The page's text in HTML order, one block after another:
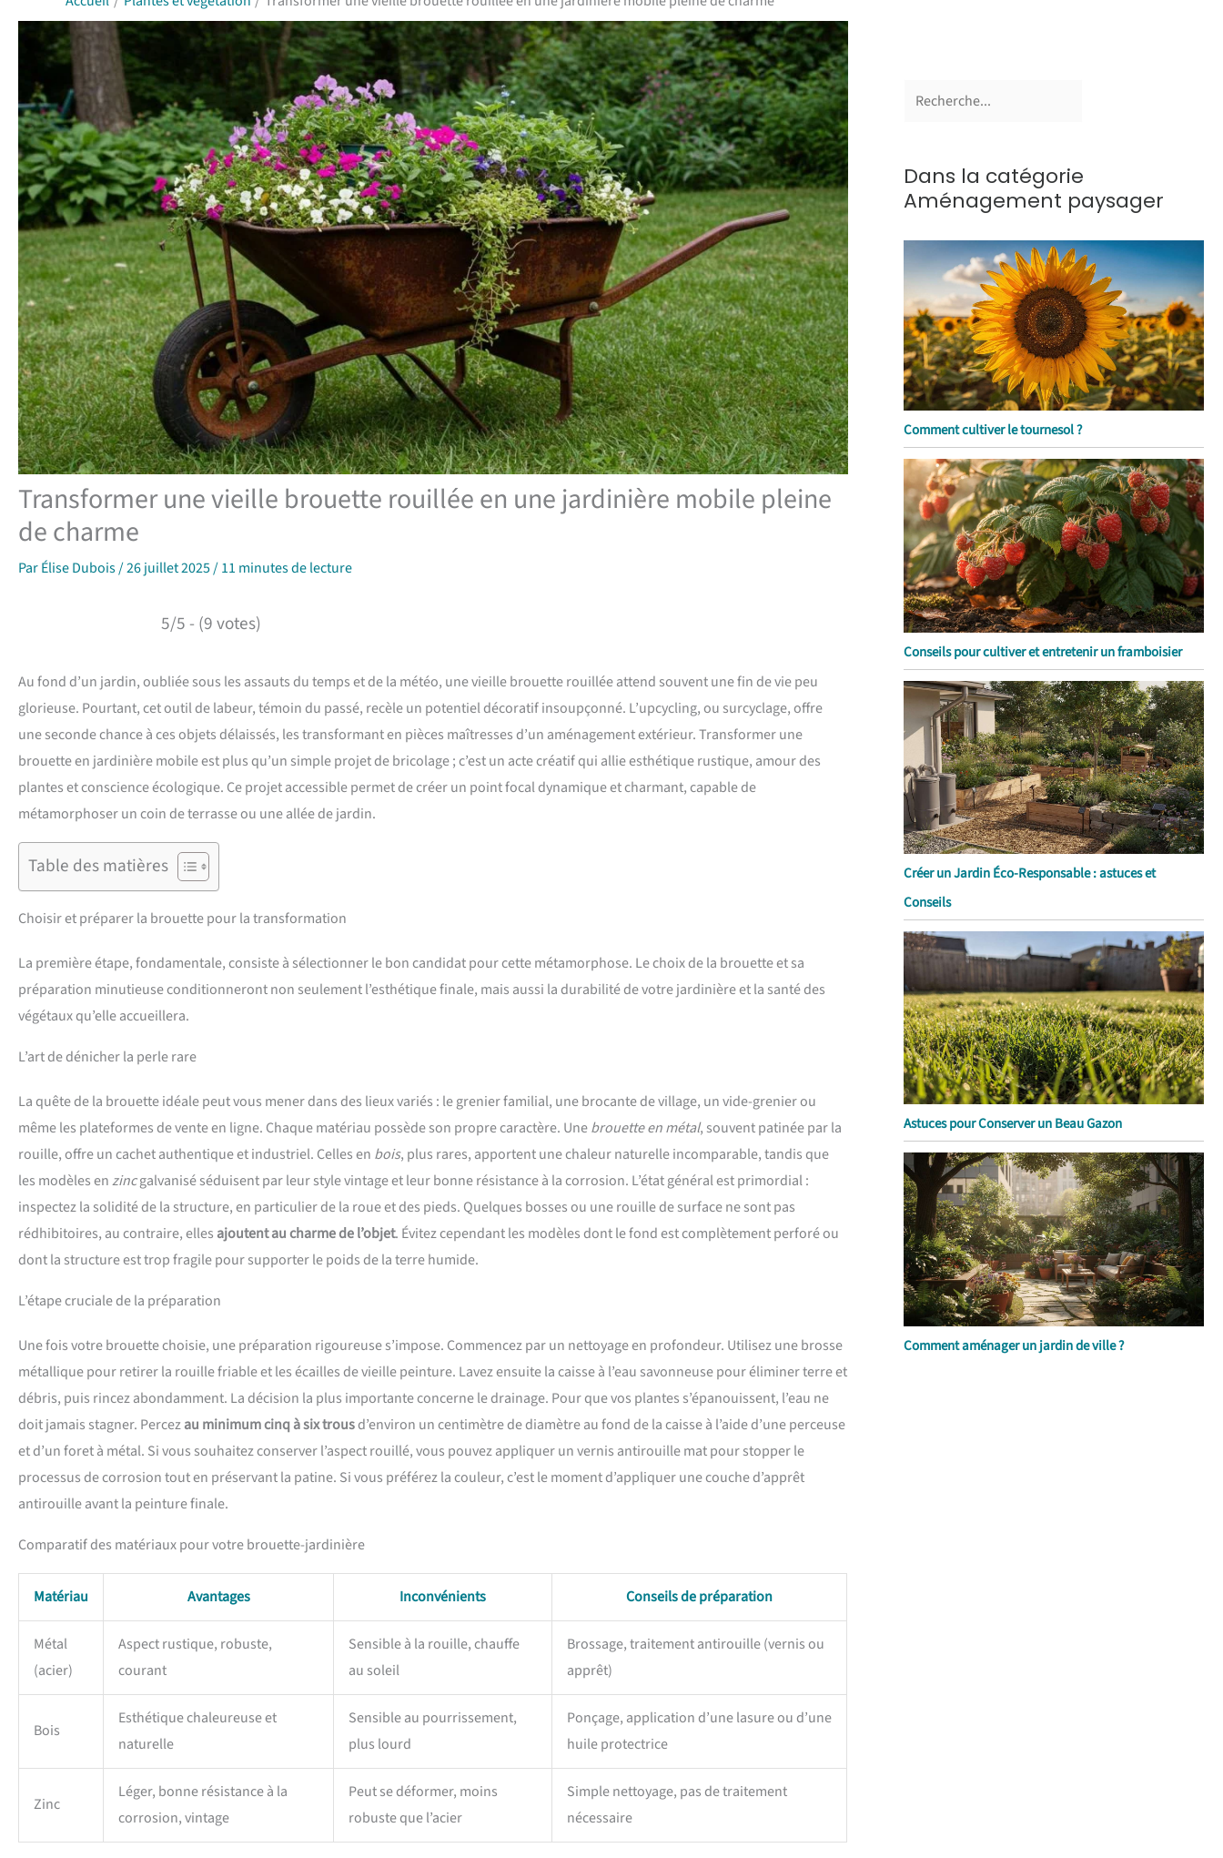
Transformer une vieille brouette rouillée en une jardinière mobile pleine
de charme
ParÉlise Dubois/26 juillet 2025/11 minutes de lecture
5/5 - (9 votes)
Au fond d’un jardin, oubliée sous les assauts du temps et de la météo, une vieille brouette rouillée attend souvent une fin de vie peu
glorieuse. Pourtant, cet outil de labeur, témoin du passé, recèle un potentiel décoratif insoupçonné. L’upcycling, ou surcyclage, offre
une seconde chance à ces objets délaissés, les transformant en pièces maîtresses d’un aménagement extérieur. Transformer une
brouette en jardinière mobile est plus qu’un simple projet de bricolage ; c’est un acte créatif qui allie esthétique rustique, amour des
plantes et conscience écologique. Ce projet accessible permet de créer un point focal dynamique et charmant, capable de
métamorphoser un coin de terrasse ou une allée de jardin.
Table des matières
Choisir et préparer la brouette pour la transformation
La première étape, fondamentale, consiste à sélectionner le bon candidat pour cette métamorphose. Le choix de la brouette et sa
préparation minutieuse conditionneront non seulement l’esthétique finale, mais aussi la durabilité de votre jardinière et la santé des
végétaux qu’elle accueillera.
L’art de dénicher la perle rare
La quête de la brouette idéale peut vous mener dans des lieux variés : le grenier familial, une brocante de village, un vide-grenier ou
même les plateformes de vente en ligne. Chaque matériau possède son propre caractère. Unebrouette en métal, souvent patinée par la
rouille, offre un cachet authentique et industriel. Celles en bois, plus rares, apportent une chaleur naturelle incomparable, tandis que
les modèles enzincgalvanisé séduisent par leur style vintage et leur bonne résistance à la corrosion. L’état général est primordial :
inspectez la solidité de la structure, en particulier de la roue et des pieds. Quelques bosses ou une rouille de surface ne sont pas
rédhibitoires, au contraire, elles ajoutent au charme de l’objet. Évitez cependant les modèles dont le fond est complètement perforé ou
dont la structure est trop fragile pour supporter le poids de la terre humide.
L’étape cruciale de la préparation
Une fois votre brouette choisie, une préparation rigoureuse s’impose. Commencez par un nettoyage en profondeur. Utilisez une brosse
métallique pour retirer la rouille friable et les écailles de vieille peinture. Lavez ensuite la caisse à l’eau savonneuse pour éliminer terre et
débris, puis rincez abondamment. La décision la plus importante concerne le drainage. Pour que vos plantes s’épanouissent, l’eau ne
doit jamais stagner. Percezau minimum cinq à six trousd’environ un centimètre de diamètre au fond de la caisse à l’aide d’une perceuse
et d’un foret à métal. Si vous souhaitez conserver l’aspect rouillé, vous pouvez appliquer un vernis antirouille mat pour stopper le
processus de corrosion tout en préservant la patine. Si vous préférez la couleur, c’est le moment d’appliquer une couche d’apprêt
antirouille avant la peinture finale.
Comparatif des matériaux pour votre brouette-jardinière
Matériau Avantages Inconvénients Conseils de préparation
Métal
(acier)
Aspect rustique, robuste,
courant
Sensible à la rouille, chauffe
au soleil
Brossage, traitement antirouille (vernis ou
apprêt)
Bois
Esthétique chaleureuse et
naturelle
Sensible au pourrissement,
plus lourd
Ponçage, application d’une lasure ou d’une
huile protectrice
Zinc
Léger, bonne résistance à la
corrosion, vintage
Peut se déformer, moins
robuste que l’acier
Simple nettoyage, pas de traitement
nécessaire
Dans la catégorie
Aménagement paysager
Comment cultiver le tournesol ?
Conseils pour cultiver et entretenir un framboisier
Créer un Jardin Éco-Responsable : astuces et
Conseils
Astuces pour Conserver un Beau Gazon
Comment aménager un jardin de ville ?